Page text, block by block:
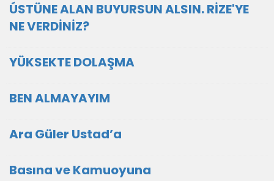
ÚSTÜNE ALAN BUYURSUN ALSIN. RİZE'YE
NE VERDİNİZ?
YÜKSEKTE DOLAŞMA
BEN ALMAYAYIM
Ara Güler Ustad’a
Basına ve Kamuoyuna